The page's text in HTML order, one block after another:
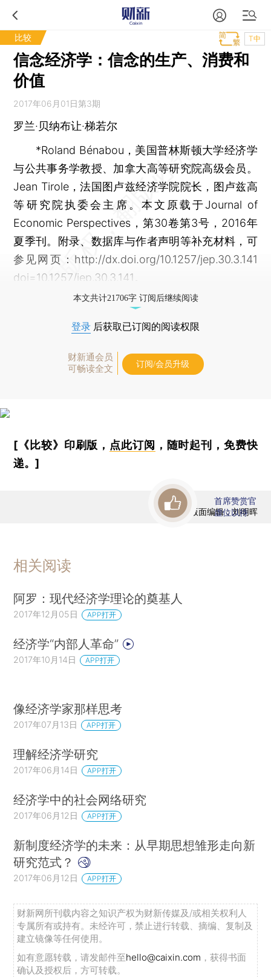
比较 T中
信念经济学：信念的生产、消费和
价值
2017年06月01日第3期
罗兰·贝纳布让·梯若尔
*Roland Bénabou，美国普林斯顿大学经济学
与公共事务学教授、加拿大高等研究院高级会员。
Jean Tirole，法国图卢兹经济学院院长，图卢兹高
等研究院执委会主席。本文原载于Journal of
Economic Perspectives，第30卷第3号，2016年
夏季刊。附录、数据库与作者声明等补充材料，可
参见网页：http://dx.doi.org/10.1257/jep.30.3.141
doi=10.1257/jep.30.3.141。
本文共计21706字 订阅后继续阅读
登录 后获取已订阅的阅读权限
财新通会员
可畅读全文
订阅/会员升级
[《比较》印刷版， 点此订阅 ，随时起刊，免费快
递。]
版面编辑：刘明晖
首席赞赏官
虚位以待
相关阅读
阿罗：现代经济学理论的奠基人
2017年12月05日 APP打开
经济学“内部人革命”
2017年10月14日 APP打开
像经济学家那样思考
2017年07月13日 APP打开
理解经济学研究
2017年06月14日 APP打开
经济学中的社会网络研究
2017年06月12日 APP打开
新制度经济学的未来：从早期思想雏形走向新
研究范式？
2017年06月12日 APP打开
财新网所刊载内容之知识产权为财新传媒及/或相关权利人
专属所有或持有。未经许可，禁止进行转载、摘编、复制及
建立镜像等任何使用。
如有意愿转载，请发邮件至hello@caixin.com ，获得书面
确认及授权后，方可转载。